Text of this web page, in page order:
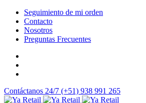
Seguimiento de mi orden
Contacto
Nosotros
Preguntas Frecuentes
Contáctanos 24/7 (+51) 938 991 265